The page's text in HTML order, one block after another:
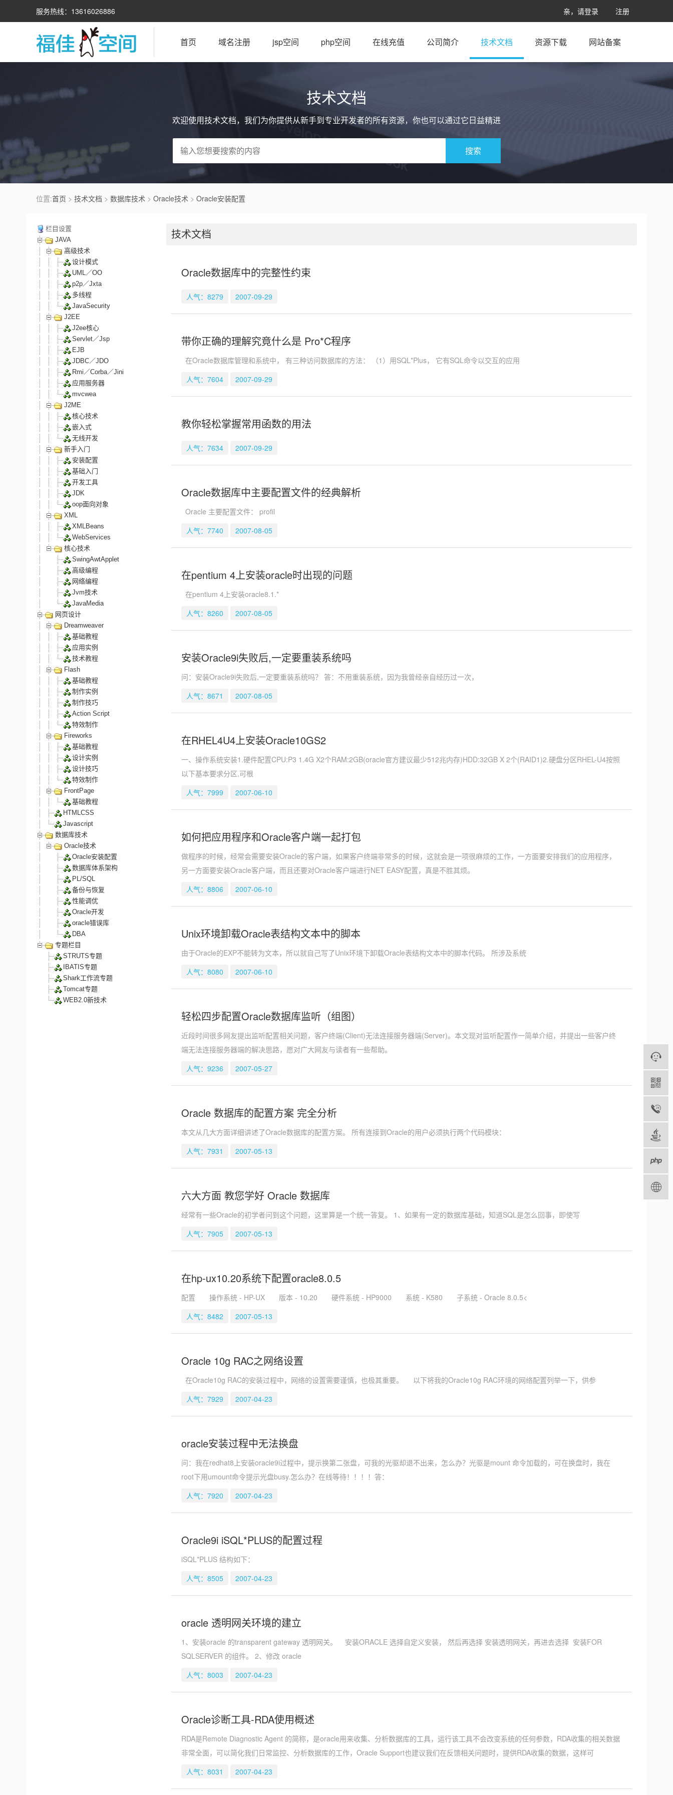
亲，请登录 注册
服务热线：13616026886
首页 域名注册 jsp空间 php空间 在线充值 公司简介 技术文档 资源下载 网站备案
技术文档
欢迎使用技术文档，我们为你提供从新手到专业开发者的所有资源，你也可以通过它日益精进
搜索
位置:首页 > 技术文档 > 数据库技术 > Oracle技术 > Oracle安装配置
栏目设置
JAVA
高级技术
设计模式
UML／OO
p2p／Jxta
多线程
JavaSecurity
J2EE
J2ee核心
Servlet／Jsp
EJB
JDBC／JDO
Rmi／Corba／Jini
应用服务器
mvcwea
J2ME
核心技术
嵌入式
无线开发
新手入门
安装配置
基础入门
开发工具
JDK
oop面向对象
XML
XMLBeans
WebServices
核心技术
SwingAwtApplet
高级编程
网络编程
Jvm技术
JavaMedia
网页设计
Dreamweaver
基础教程
应用实例
技术教程
Flash
基础教程
制作实例
制作技巧
Action Script
特效制作
Fireworks
基础教程
设计实例
设计技巧
特效制作
FrontPage
基础教程
HTMLCSS
Javascript
数据库技术
Oracle技术
Oracle安装配置
数据库体系架构
PL/SQL
备份与恢复
性能调优
Oracle开发
oracle错误库
DBA
专题栏目
STRUTS专题
IBATIS专题
Shark工作流专题
Tomcat专题
WEB2.0新技术
技术文档
Oracle数据库中的完整性约束
人气：8279 2007-09-29
带你正确的理解究竟什么是 Pro*C程序
在Oracle数据库管理和系统中， 有三种访问数据库的方法： （1）用SQL*Plus， 它有SQL命令以交互的应用
人气：7604
2007-09-29
教你轻松掌握常用函数的用法
人气：7634 2007-09-29
Oracle数据库中主要配置文件的经典解析
Oracle 主要配置文件： profil
人气：7740
2007-08-05
在pentium 4上安装oracle时出现的问题
在pentium 4上安装oracle8.1.*
人气：8260
2007-08-05
安装Oracle9i失败后,一定要重装系统吗
问：安装Oracle9i失败后,一定要重装系统吗？ 答：不用重装系统，因为我曾经亲自经历过一次，
人气：8671
2007-08-05
在RHEL4U4上安装Oracle10GS2
一、操作系统安装1.硬件配置CPU:P3 1.4G X2个RAM:2GB(oracle官方建议最少512兆内存)HDD:32GB X 2个(RAID1)2.硬盘分区RHEL-U4按照
以下基本要求分区,可根
人气：7999
2007-06-10
如何把应用程序和Oracle客户端一起打包
做程序的时候，经常会需要安装Oracle的客户端，如果客户终端非常多的时候，这就会是一项很麻烦的工作，一方面要安排我们的应用程序，
另一方面要安装Oracle客户端，而且还要对Oracle客户端进行NET EASY配置，真是不胜其烦。
人气：8806
2007-06-10
Unix环境卸载Oracle表结构文本中的脚本
由于Oracle的EXP不能转为文本，所以就自己写了Unix环境下卸载Oracle表结构文本中的脚本代码。 所涉及系统
人气：8080
2007-06-10
轻松四步配置Oracle数据库监听（组图）
近段时间很多网友提出监听配置相关问题，客户终端(Client)无法连接服务器端(Server)。本文现对监听配置作一简单介绍，并提出一些客户终
端无法连接服务器端的解决思路，愿对广大网友与读者有一些帮助。
人气：9236
2007-05-27
Oracle 数据库的配置方案 完全分析
本文从几大方面详细讲述了Oracle数据库的配置方案。 所有连接到Oracle的用户必须执行两个代码模块：
人气：7931
2007-05-13
六大方面 教您学好 Oracle 数据库
经常有一些Oracle的初学者问到这个问题，这里算是一个统一答复。 1、如果有一定的数据库基础，知道SQL是怎么回事，即使写
人气：7905
2007-05-13
在hp-ux10.20系统下配置oracle8.0.5
配置 操作系统 - HP-UX 版本 - 10.20 硬件系统 - HP9000 系统 - K580 子系统 - Oracle 8.0.5<
人气：8482
2007-05-13
Oracle 10g RAC之网络设置
在Oracle10g RAC的安装过程中，网络的设置需要谨慎，也极其重要。 以下将我的Oracle10g RAC环境的网络配置列举一下，供参
人气：7929
2007-04-23
oracle安装过程中无法换盘
问：我在redhat8上安装oracle9i过程中，提示换第二张盘，可我的光驱却退不出来，怎么办？光驱是mount 命令加载的，可在换盘时，我在
root下用umount命令提示光盘busy.怎么办？在线等待！！！！答：
人气：7920
2007-04-23
Oracle9i iSQL*PLUS的配置过程
iSQL*PLUS 结构如下：
人气：8505
2007-04-23
oracle 透明网关环境的建立
1、安装oracle 的transparent gateway 透明网关。 安装ORACLE 选择自定义安装， 然后再选择 安装透明网关，再进去选择 安装FOR
SQLSERVER 的组件。 2、修改 oracle
人气：8003
2007-04-23
Oracle诊断工具-RDA使用概述
RDA是Remote Diagnostic Agent 的简称，是oracle用来收集、分析数据库的工具，运行该工具不会改变系统的任何参数，RDA收集的相关数据
非常全面，可以简化我们日常监控、分析数据库的工作，Oracle Support也建议我们在反馈相关问题时，提供RDA收集的数据，这样可
人气：8031
2007-04-23